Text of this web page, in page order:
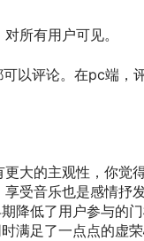
所有用户可见。
以评论。在pc端
大的主观性，你
受音乐也是感情
降低了用户参与
满足了一点点的虚